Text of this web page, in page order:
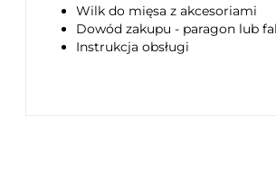
Wilk do mięsa z akcesoriami
Dowód zakupu - paragon lub
Instrukcja obsługi